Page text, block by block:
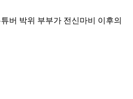
버 박위 부부가 전신마비 이후의